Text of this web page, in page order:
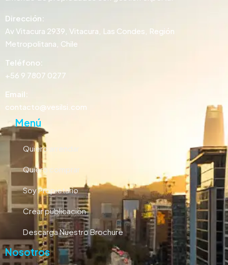
Dirección:
Av Vitacura 2939, Vitacura, Las Condes, Región
Metropolitana, Chile
Teléfono:
+56 9 7807 0277
Email:
contacto@vesilsi.com
Menú
Quiero arrendar
Quiero comprar
Soy Propietario
Crear publicación
Descarga Nuestro Brochure
Nosotros